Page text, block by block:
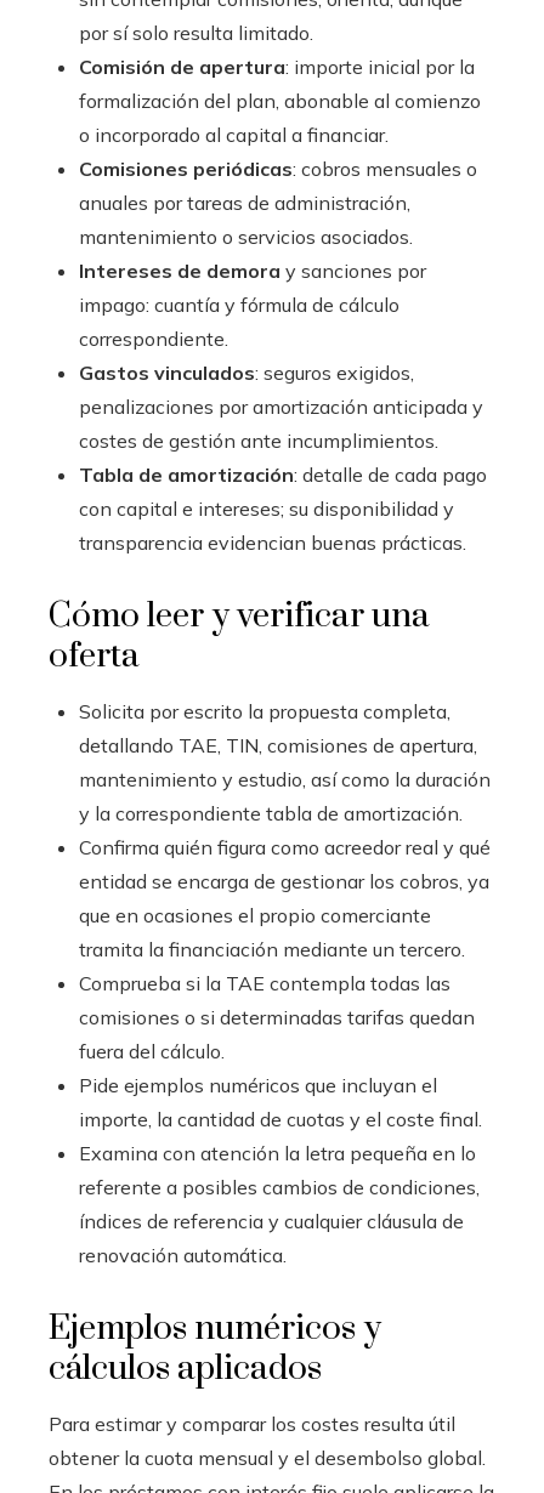
por sí solo resulta limitado.
Comisión de apertura: importe inicial por la
formalización del plan, abonable al comienzo
o incorporado al capital a financiar.
Comisiones periódicas: cobros mensuales o
anuales por tareas de administración,
mantenimiento o servicios asociados.
Intereses de demora y sanciones por
impago: cuantía y fórmula de cálculo
correspondiente.
Gastos vinculados: seguros exigidos,
penalizaciones por amortización anticipada y
costes de gestión ante incumplimientos.
Tabla de amortización: detalle de cada pago
con capital e intereses; su disponibilidad y
transparencia evidencian buenas prácticas.
Cómo leer y verificar una
oferta
Solicita por escrito la propuesta completa,
detallando TAE, TIN, comisiones de apertura,
mantenimiento y estudio, así como la duración
y la correspondiente tabla de amortización.
Confirma quién figura como acreedor real y qué
entidad se encarga de gestionar los cobros, ya
que en ocasiones el propio comerciante
tramita la financiación mediante un tercero.
Comprueba si la TAE contempla todas las
comisiones o si determinadas tarifas quedan
fuera del cálculo.
Pide ejemplos numéricos que incluyan el
importe, la cantidad de cuotas y el coste final.
Examina con atención la letra pequeña en lo
referente a posibles cambios de condiciones,
índices de referencia y cualquier cláusula de
renovación automática.
Ejemplos numéricos y
cálculos aplicados
Para estimar y comparar los costes resulta útil
obtener la cuota mensual y el desembolso global.